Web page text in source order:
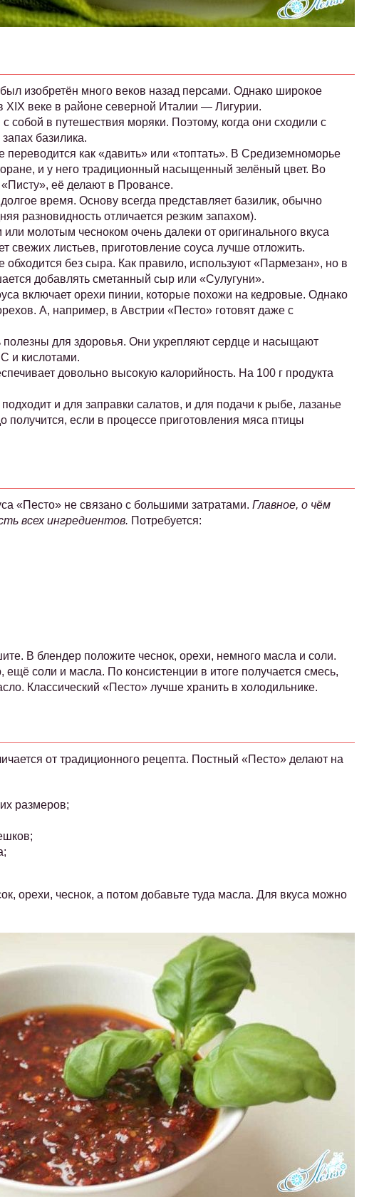
изобретён много веков назад персами. Однако широкое
XIX веке в районе северной Италии — Лигурии.
собой в путешествия моряки. Поэтому, когда они сходили с
базилика.
как «давить» или «топтать». В Средиземноморье
и у него традиционный насыщенный зелёный цвет. Во
её делают в Провансе.
время. Основу всегда представляет базилик, обычно
разновидность отличается резким запахом).
молотым чесноком очень далеки от оригинального вкуса
свежих листьев, приготовление соуса лучше отложить.
обходится без сыра. Как правило, используют «Пармезан», но в
добавлять сметанный сыр или «Сулугуни».
включает орехи пинии, которые похожи на кедровые. Однако
А, например, в Австрии «Песто» готовят даже с
для здоровья. Они укрепляют сердце и насыщают
и кислотами.
довольно высокую калорийность. На 100 г продукта
и для заправки салатов, и для подачи к рыбе, лазанье
получится, если в процессе приготовления мяса птицы
«Песто» не связано с большими затратами. Главное, о чём
всех ингредиентов. Потребуется:
В блендер положите чеснок, орехи, немного масла и соли.
соли и масла. По консистенции в итоге получается смесь,
Классический «Песто» лучше хранить в холодильнике.
от традиционного рецепта. Постный «Песто» делают на
размеров;
орехи, чеснок, а потом добавьте туда масла. Для вкуса можно